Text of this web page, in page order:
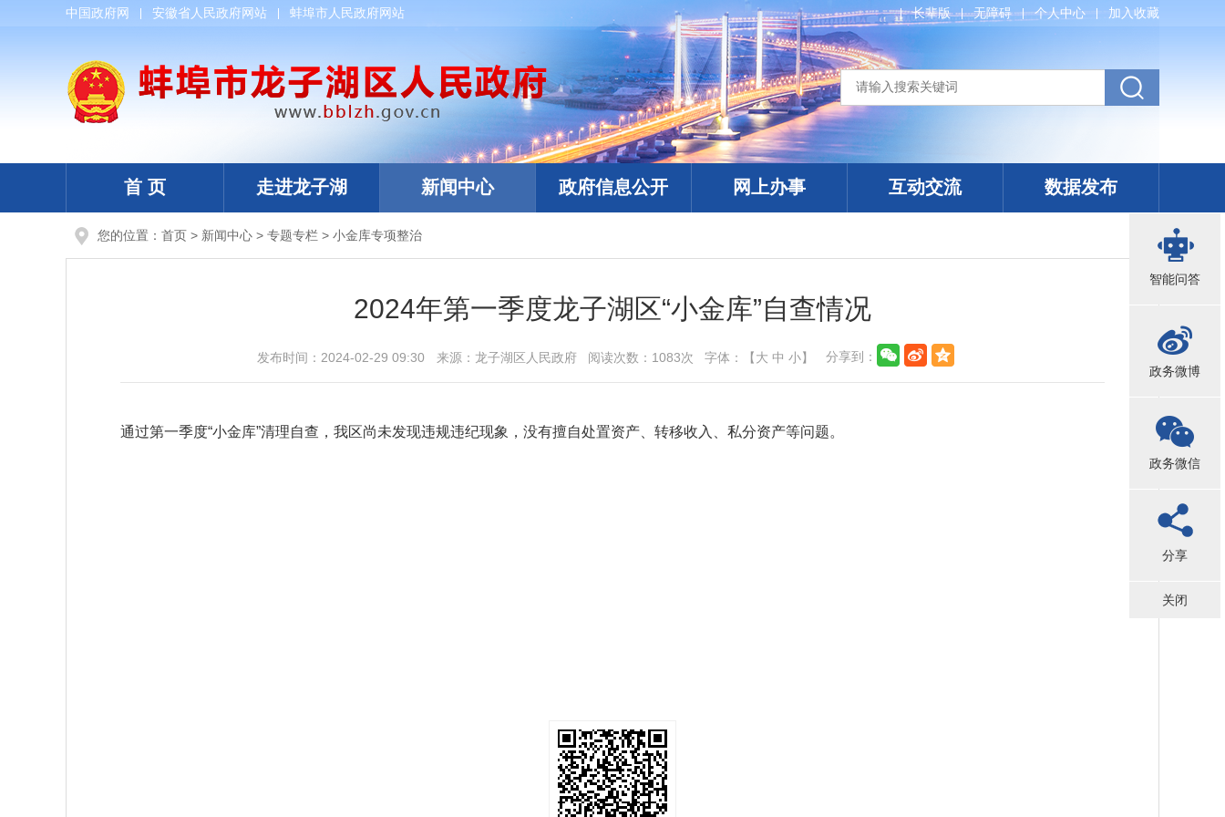
中国政府网 安徽省人民政府网站 蚌埠市人民政府网站 长辈版 无障碍 个人中心 加入收藏
首 页 走进龙子湖 新闻中心 政府信息公开 网上办事 互动交流 数据发布
您的位置： 首页 > 新闻中心 > 专题专栏 > 小金库专项整治
2024年第一季度龙子湖区“小金库”自查情况
发布时间： 2024-02-29 09:30 来源： 龙子湖区人民政府 阅读次数： 1083次 字体：【大 中 小】 分享到：
通过第一季度“小金库”清理自查，我区尚未发现违规违纪现象，没有擅自处置资产、转移收入、私分资产等问题。
智能问答
政务微博
政务微信
分享
关闭